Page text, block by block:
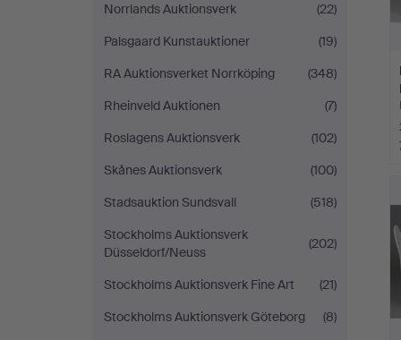
Norrlands Auktionsverk
(22)
Palsgaard Kunstauktioner
(19)
RA Auktionsverket Norrköping
(348)
Rheinveld Auktionen
(7)
Roslagens Auktionsverk
(102)
Skånes Auktionsverk
(100)
Stadsauktion Sundsvall
(518)
Stockholms Auktionsverk
Düsseldorf/Neuss
(202)
Stockholms Auktionsverk Fine Art
(21)
Stockholms Auktionsverk Göteborg
(8)